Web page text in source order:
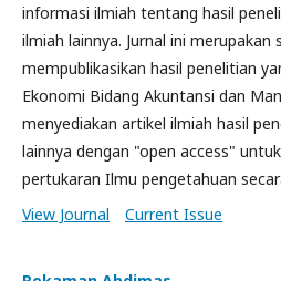
informasi ilmiah tentang hasil
ilmiah lainnya. Jurnal ini merupakan
mempublikasikan hasil penelitian
Ekonomi Bidang Akuntansi dan
menyediakan artikel ilmiah hasil
lainnya dengan "open access"
pertukaran Ilmu pengetahuan
View Journal
Current Issue